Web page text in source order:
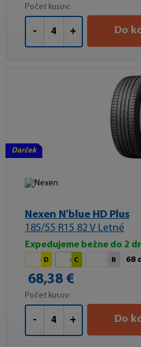
Počet kusov:
- + Do
Darček
Nexen N'blue HD Plus
185/55 R15 82 V Letné
Expedujeme bežne do 2
D C B 68
68,38 €
Počet kusov:
- + Do